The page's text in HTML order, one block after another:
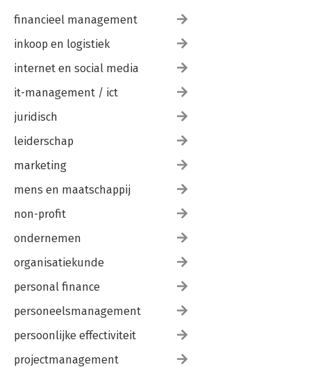
financieel management
inkoop en logistiek
internet en social media
it-management / ict
juridisch
leiderschap
marketing
mens en maatschappij
non-profit
ondernemen
organisatiekunde
personal finance
personeelsmanagement
persoonlijke effectiviteit
projectmanagement